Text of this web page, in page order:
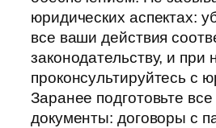
юридических аспектах:
все ваши действия
законодательству, и при
проконсультируйтесь с
Заранее подготовьте
документы: договоры с